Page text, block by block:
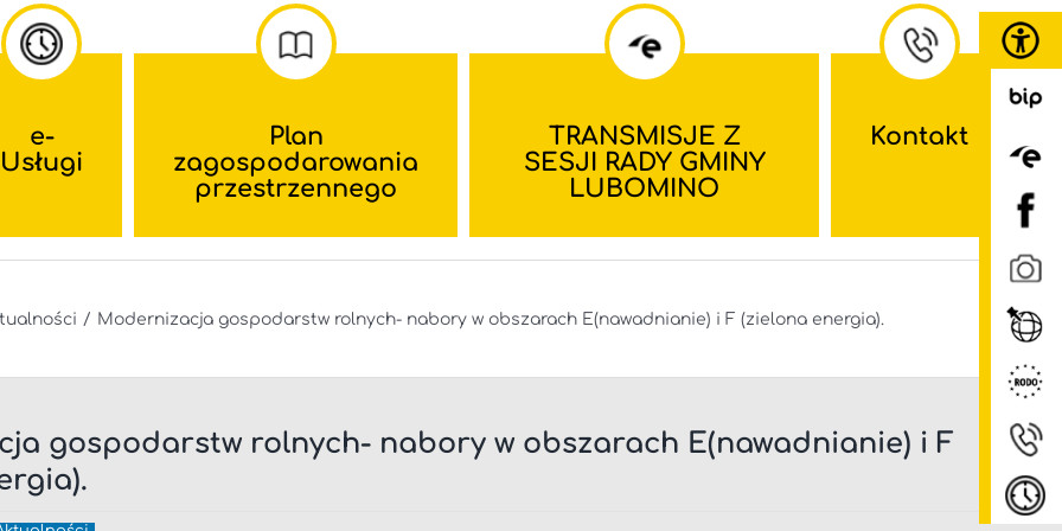
e-
Usługi
Plan
zagospodarowania
przestrzennego
TRANSMISJE Z
SESJI RADY GMINY
LUBOMINO
Kontakt
Modernizacja gospodarstw rolnych- nabory w obszarach E(nawadnianie) i F (zielona energia).
gospodarstw rolnych- nabory w obszarach E(nawadnianie) i F